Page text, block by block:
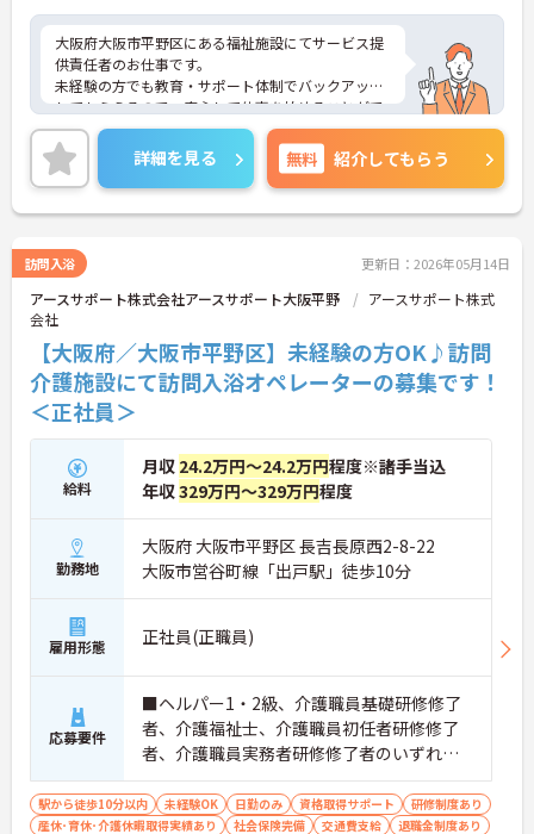
大阪府大阪市平野区にある福祉施設にてサービス提
供責任者のお仕事です。
未経験の方でも教育・サポート体制でバックアップ
してもらえるので、安心して仕事を始めることがで
きます！
ご興味ある方には、面接対策ポイントなど、さらに
詳細をお話しいたしますのでお気軽にご相談くださ
い。
詳細を見る 無料 紹介してもらう
訪問入浴 更新日：2026年05月14日
アースサポート株式会社アースサポート大阪平野
アースサポート株式
会社
【大阪府／大阪市平野区】未経験の方OK♪訪問
介護施設にて訪問入浴オペレーターの募集です！
＜正社員＞
給料
月収 24.2万円～24.2万円程度※諸手当込
年収329万円～329万円程度
勤務地
大阪府 大阪市平野区 長吉長原西2-8-22
大阪市営谷町線「出戸駅」徒歩10分
雇用形態 正社員(正職員)
応募要件
■ヘルパー1・2級、介護職員基礎研修修了
者、介護福祉士、介護職員初任者研修修了
者、介護職員実務者研修修了者のいずれか
の資格あれば尚可 ■普通自動車運転免許（A
T限定可）必須 ■簡単なＰＣスキル（ワー
ド・エクセルなど） ■未経験の方OK
駅から徒歩10分以内 未経験OK 日勤のみ 資格取得サポート
研修制度あり
産休･育休･介護休暇取得実績あり
社会保険完備 交通費支給 退職金制度あり